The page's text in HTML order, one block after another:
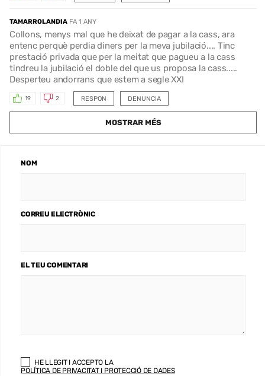
TAMARROLANDIA FA 1 ANY
Collons, menys mal que he deixat de pagar a la cass, ara
entenc perquè perdia diners per la meva jubilació.... Tinc
prestació privada que per la meitat que pagueu a la cass
tindreu la jubilació el doble del que us proposa la cass.....
Desperteu andorrans que estem a segle XXI
RESPON
19 2 DENUNCIA
MOSTRAR MÉS
NOM
CORREU ELECTRÒNIC
EL TEU COMENTARI
HE LLEGIT I ACCEPTO LA
POLÍTICA DE PRIVACITAT I PROTECCIÓ DE DADES